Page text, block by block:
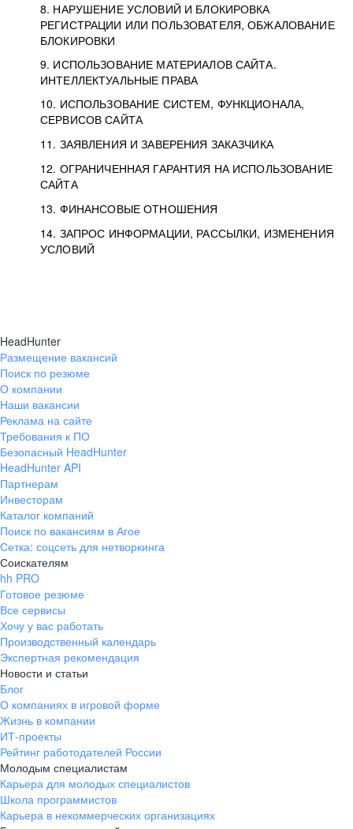
8. НАРУШЕНИЕ УСЛОВИЙ И БЛОКИРОВКА
РЕГИСТРАЦИИ ИЛИ ПОЛЬЗОВАТЕЛЯ, ОБЖАЛОВАНИЕ
БЛОКИРОВКИ
9. ИСПОЛЬЗОВАНИЕ МАТЕРИАЛОВ САЙТА.
ИНТЕЛЛЕКТУАЛЬНЫЕ ПРАВА
10. ИСПОЛЬЗОВАНИЕ СИСТЕМ, ФУНКЦИОНАЛА,
СЕРВИСОВ САЙТА
11. ЗАЯВЛЕНИЯ И ЗАВЕРЕНИЯ ЗАКАЗЧИКА
12. ОГРАНИЧЕННАЯ ГАРАНТИЯ НА ИСПОЛЬЗОВАНИЕ
САЙТА
13. ФИНАНСОВЫЕ ОТНОШЕНИЯ
14. ЗАПРОС ИНФОРМАЦИИ, РАССЫЛКИ, ИЗМЕНЕНИЯ
УСЛОВИЙ
HeadHunter
Размещение вакансий
Поиск по резюме
О компании
Наши вакансии
Реклама на сайте
Требования к ПО
Безопасный HeadHunter
HeadHunter API
Партнерам
Инвесторам
Каталог компаний
Поиск по вакансиям в Агое
Сетка: соцсеть для нетворкинга
Соискателям
hh PRO
Готовое резюме
Все сервисы
Хочу у вас работать
Производственный календарь
Экспертная рекомендация
Новости и статьи
Блог
О компаниях в игровой форме
Жизнь в компании
ИТ-проекты
Рейтинг работодателей России
Молодым специалистам
Карьера для молодых специалистов
Школа программистов
Карьера в некоммерческих организациях